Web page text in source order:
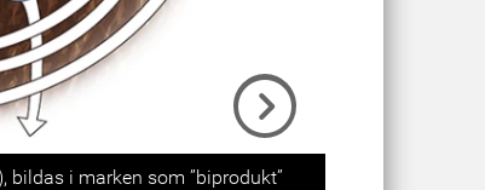
Next
bildas i marken som ”biprodukt”